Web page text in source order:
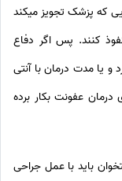
که پزشک تجویز میکند
کنند. پس اگر دفاع
و یا مدت درمان با آنتی
درمان عفونت بکار برده
باید با عمل جراحی